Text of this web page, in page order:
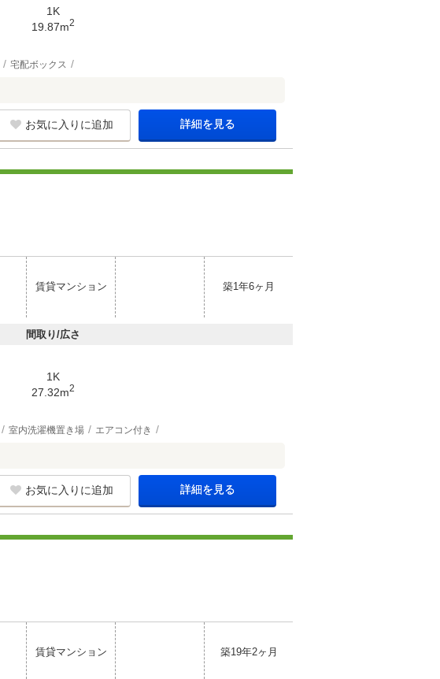
1K
19.87m2
宅配ボックス
お気に入りに追加 詳細を見る
賃貸マンション 築1年6ヶ月
間取り/広さ
1K
27.32m2
室内洗濯機置き場 エアコン付き
お気に入りに追加 詳細を見る
賃貸マンション 築19年2ヶ月